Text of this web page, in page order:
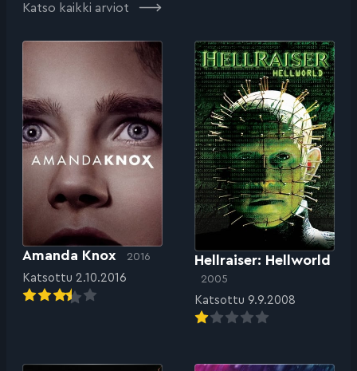
Katso kaikki arviot
Amanda Knox 2016
Katsottu 2.10.2016
Hellraiser: Hellworld
2005
Katsottu 9.9.2008